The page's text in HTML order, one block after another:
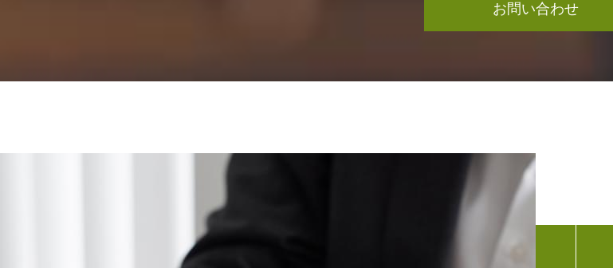
お問い合わせ